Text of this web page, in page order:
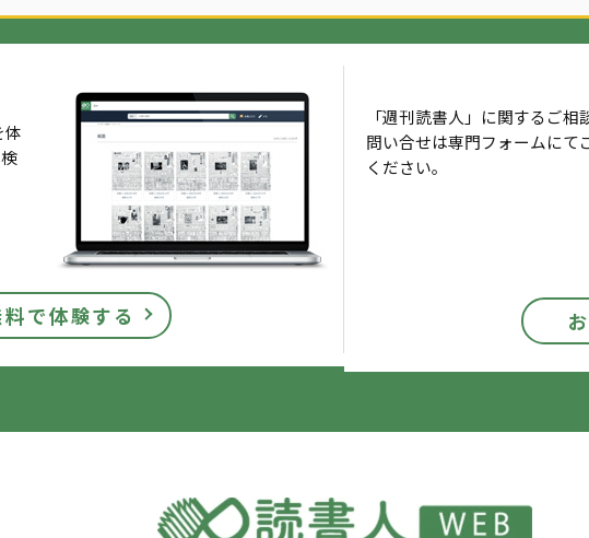
体
で体験する
「週刊読書人」に関するご相
問い合せは専門フォームにて
ください。